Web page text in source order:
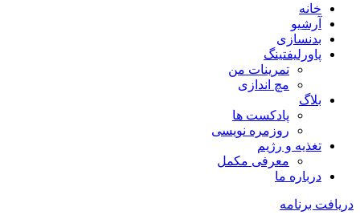
خانه
آرشیو
بدنسازی
پاورلیفتینگ
تمرینات من
مچ اندازی
بلاگ
پادکست ها
روزمره نویسی
تغذیه و رژیم
معرفی مکمل
درباره ما
دریافت برنامه